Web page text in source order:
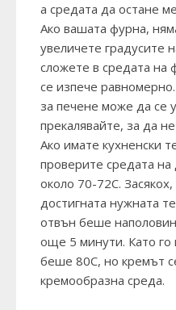
а средата да остане
Ако вашата фурна,
увеличете градусите
сложете в средата на
се изпече
за печене може да се
прекалявайте, за да
Ако имате кухненски
проверите средата
около 70-72С.
достигната нужната
отвън беше
още 5 минути. Като го
беше 80С, но кремът
кремообразна среда.